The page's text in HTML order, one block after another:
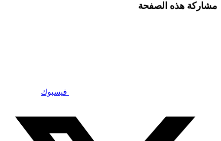
مشاركة هذه الصفحة
فيسبوك